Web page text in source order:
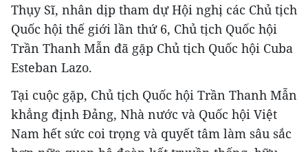
Thụy Sĩ, nhân dịp tham dự Hội nghị các Chủ tịch
Quốc hội thế giới lần thứ 6, Chủ tịch Quốc hội
Trần Thanh Mẫn đã gặp Chủ tịch Quốc hội Cuba
Esteban Lazo.
Tại cuộc gặp, Chủ tịch Quốc hội Trần Thanh Mẫn
khẳng định Đảng, Nhà nước và Quốc hội Việt
Nam hết sức coi trọng và quyết tâm làm sâu sắc